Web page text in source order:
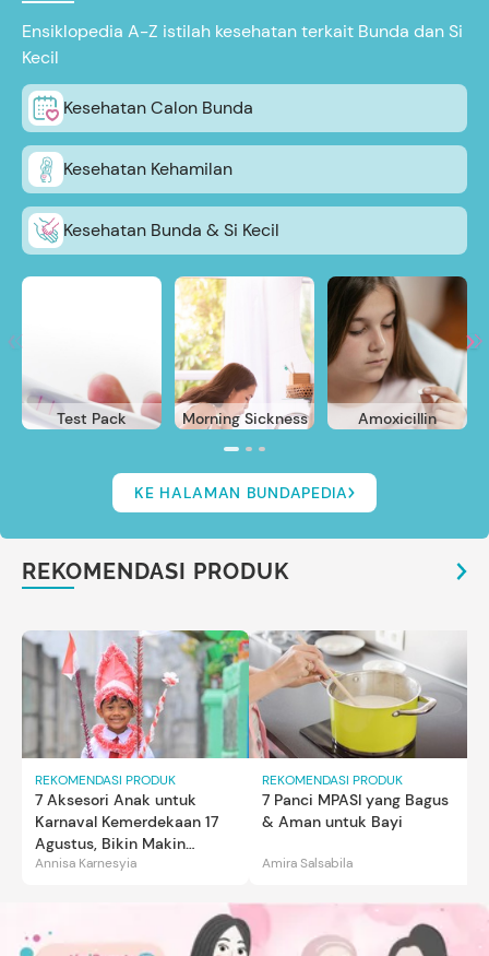
Ensiklopedia A-Z istilah kesehatan terkait Bunda dan Si
Kecil
Kesehatan Calon Bunda
Kesehatan Kehamilan
Kesehatan Bunda & Si Kecil
Test Pack Morning Sickness Amoxicillin
KE HALAMAN BUNDAPEDIA
REKOMENDASI PRODUK
REKOMENDASI PRODUK
7 Aksesori Anak untuk
Karnaval Kemerdekaan 17
Agustus, Bikin Makin
Gemas
Annisa Karnesyia
REKOMENDASI PRODUK
7 Panci MPASI yang Bagus
& Aman untuk Bayi
Amira Salsabila